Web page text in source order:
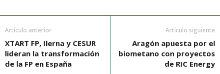
Artículo anterior
XTART FP, Ilerna y CESUR
lideran la transformación
de la FP en España
Artículo siguiente
Aragón apuesta por el
biometano con proyectos
de RIC Energy